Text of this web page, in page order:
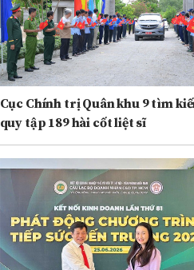
Cục Chính trị Quân khu 9 tìm
quy tập 189 hài cốt liệt sĩ